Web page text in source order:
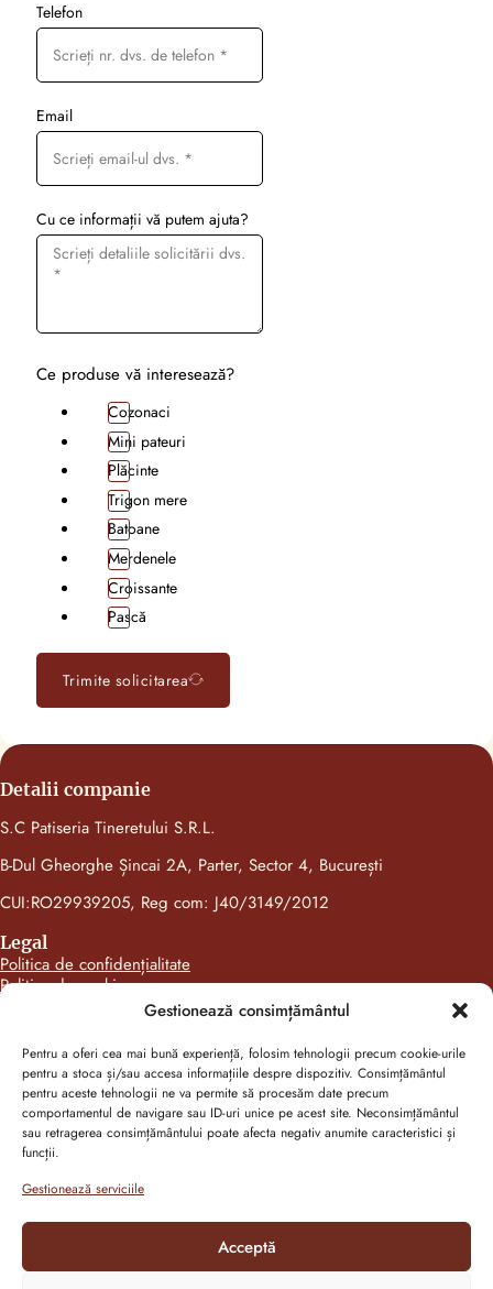
Gestionează consimțământul
Pentru a oferi cea mai bună experiență, folosim tehnologii precum cookie-urile
pentru a stoca și/sau accesa informațiile despre dispozitiv. Consimțământul
pentru aceste tehnologii ne va permite să procesăm date precum
comportamentul de navigare sau ID-uri unice pe acest site. Neconsimțământul
sau retragerea consimțământului poate afecta negativ anumite caracteristici și
funcții.
Gestionează serviciile
Acceptă
Telefon
Email
Cu ce informații vă putem ajuta?
Ce produse vă interesează?
Cozonaci
Mini pateuri
Plăcinte
Trigon mere
Batoane
Merdenele
Croissante
Pască
Trimite solicitarea
Detalii companie
S.C Patiseria Tineretului S.R.L.
B-Dul Gheorghe Șincai 2A, Parter, Sector 4, București
CUI:RO29939205, Reg com: J40/3149/2012
Legal
Politica de confidențialitate
Politica de cookies
Gustări pentru toată lumea
Pentru gusturile fine
Mini pentru toată lumea
Pentru zile de sărbătoare
Follow us on social media
Instagram